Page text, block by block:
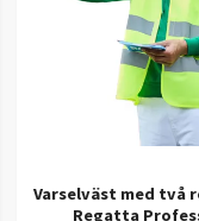
Varselväst med två
Regatta